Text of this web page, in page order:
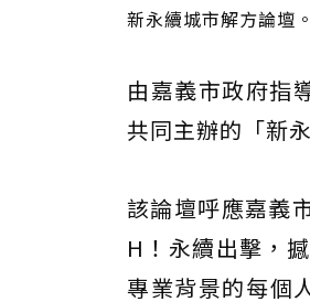
新永續城市解方論壇
由嘉義市政府指
共同主辦的「新
該論壇呼應嘉義
H！永續出擊，
專業背景的每個